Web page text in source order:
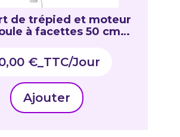
de trépied et moteur
à facettes 50 cm
€_TTC
Ajouter